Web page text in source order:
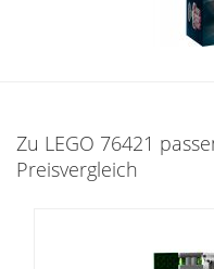
Zu LEGO 76421
Preisvergleich